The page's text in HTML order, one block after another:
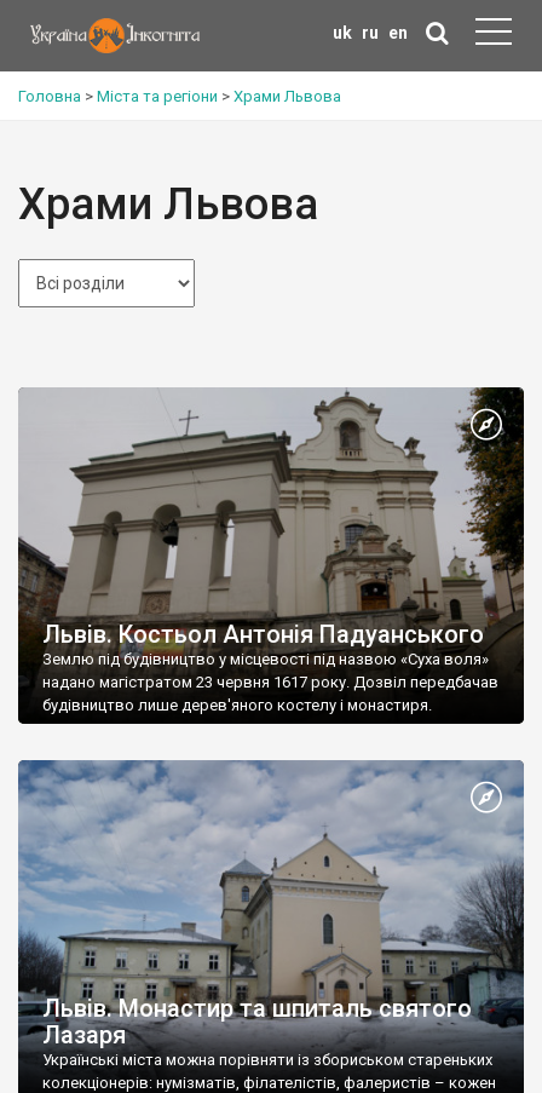
uk ru en
Головна > Міста та регіони > Храми Львова
Храми Львова
Львів. Костьол Антонія Падуанського
Землю під будівництво у місцевості під назвою «Суха воля»
надано магістратом 23 червня 1617 року. Дозвіл передбачав
будівництво лише дерев'яного костелу і монастиря.
Львів. Монастир та шпиталь святого
Лазаря
Українські міста можна порівняти із збориськом стареньких
колекціонерів: нумізматів, філателістів, фалеристів – кожен